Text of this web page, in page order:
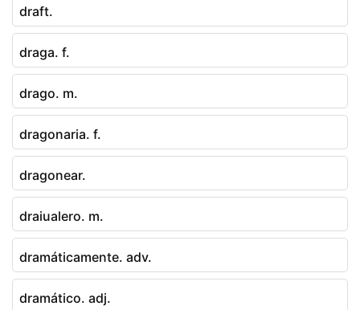
draft.
draga. f.
drago. m.
dragonaria. f.
dragonear.
draiualero. m.
dramáticamente. adv.
dramático. adj.